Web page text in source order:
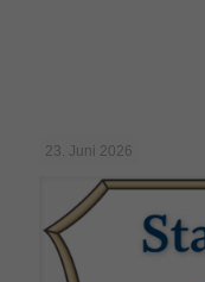
23. Juni 2026